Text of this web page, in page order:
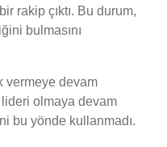
rakip çıktı. Bu durum,
bulmasını
vermeye devam
olmaya devam
bu yönde kullanmadı.